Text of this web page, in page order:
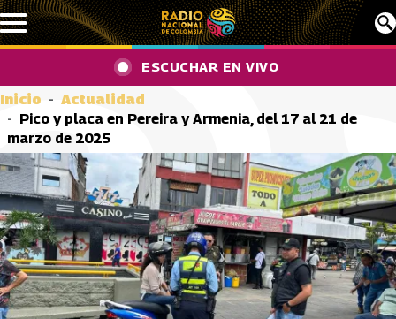
Pasar al contenido principal
ESCUCHAR EN VIVO
Inicio
Actualidad
Pico y placa en Pereira y Armenia, del 17 al 21 de
marzo de 2025